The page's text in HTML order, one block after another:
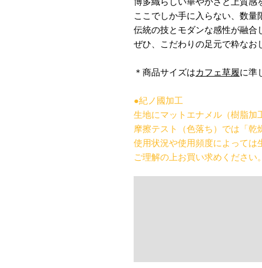
ここでしか手に入らない、数量
伝統の技とモダンな感性が融合
ぜひ、こだわりの足元で粋なお
＊商品サイズはカフェ草履に準
●紀ノ國加工
生地にマットエナメル（樹脂加
摩擦テスト（色落ち）では「乾
使用状況や使用頻度によっては
ご理解の上お買い求めください。